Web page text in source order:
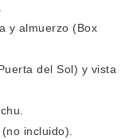
y almuerzo (Box
del Sol) y vista
incluido).